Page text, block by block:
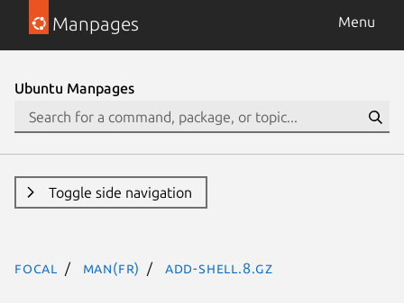
Manpages Menu
Ubuntu Manpages
Toggle side navigation
focal man(fr) add-shell.8.gz